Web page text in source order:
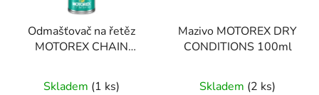
Odmašťovač na řetěz
MOTOREX CHAIN
Skladem (1 ks)
Mazivo MOTOREX DRY
CONDITIONS 100ml
Skladem (2 ks)